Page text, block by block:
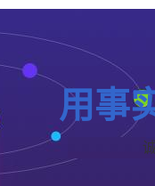
用事